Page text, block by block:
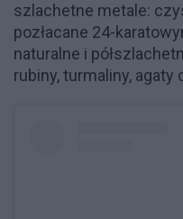
szlachetne metale:
pozłacane 24-
naturalne i
rubiny, turmaliny, agaty